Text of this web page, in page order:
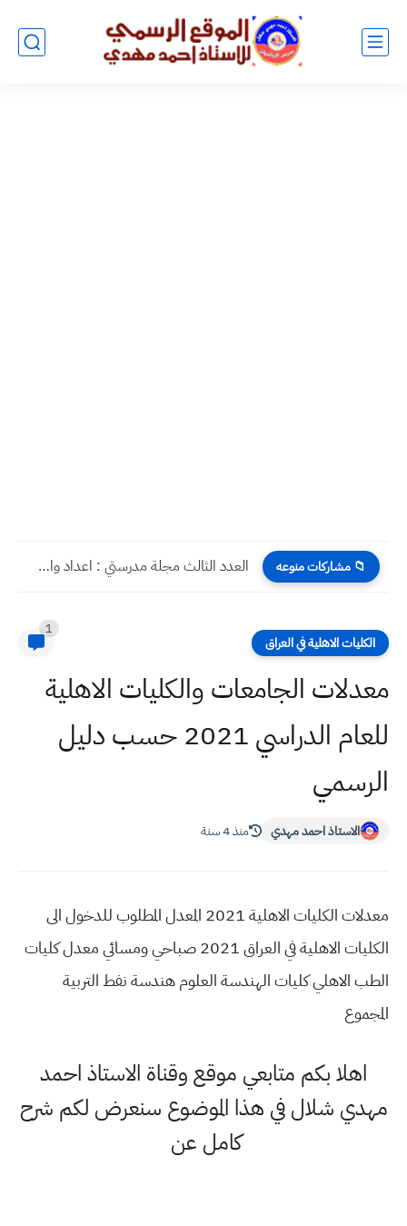
📁 مشاركات منوعه العدد الثالث مجلة مدرستي : اعداد واشراف المعلم الجامعي سوسن...
الكليات الاهلية في العراق
1
معدلات الجامعات والكليات الاهلية
للعام الدراسي 2021 حسب دليل
الرسمي
الاستاذ احمد مهدي منذ 4 سنة
معدلات الكليات الاهلية 2021 المعدل المطلوب للدخول الى
الكليات الاهلية في العراق 2021 صباحي ومسائي معدل كليات
الطب الاهلي كليات الهندسة العلوم هندسة نفط التربية
المجموع
اهلا بكم متابعي موقع وقناة الاستاذ احمد
مهدي شلال في هذا الموضوع سنعرض لكم شرح
كامل عن